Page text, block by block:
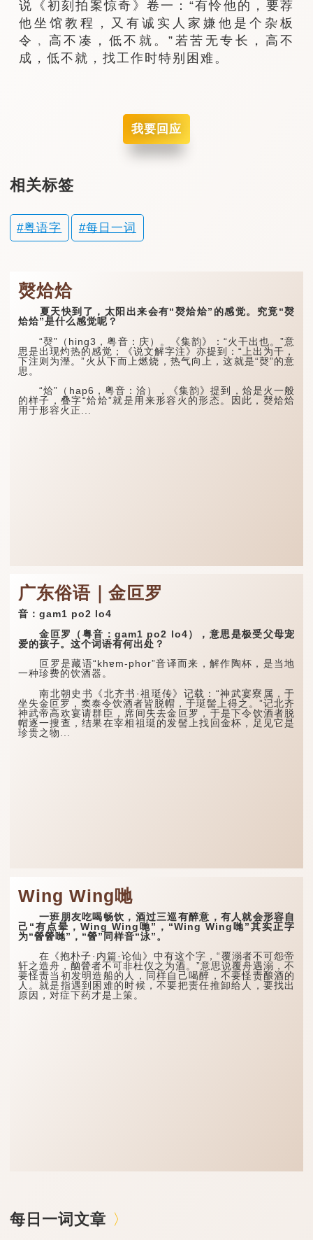
说《初刻拍案惊奇》卷一：“有怜他的，要荐
他坐馆教程，又有诚实人家嫌他是个杂板
令﹐高不凑，低不就。”若苦无专长，高不
成，低不就，找工作时特别困难。
我要回应
相关标签
粤语字 每日一词
㷫烚烚
夏天快到了，太阳出来会有“㷫烚烚”的感觉。究竟“㷫
烚烚”是什么感觉呢？
“㷫”（hing3，粤音：庆）。《集韵》：“火干出也。”意
思是出现灼热的感觉；《说文解字注》亦提到：“上出为干，
下注则为溼。”火从下而上燃烧，热气向上，这就是“㷫”的意
思。
“烚”（hap6，粤音：洽），《集韵》提到，烚是火一般
的样子，叠字“烚烚”就是用来形容火的形态。因此，㷫烚烚
用于形容火正...
广东俗语｜金叵罗
音：gam1 po2 lo4
金叵罗（粤音：gam1 po2 lo4），意思是极受父母宠
爱的孩子。这个词语有何出处？
叵罗是藏语“khɐm-phor”音译而来，解作陶杯，是当地
一种珍费的饮酒器。
南北朝史书《北齐书·祖珽传》记载：“神武宴寮属，于
坐失金叵罗，窦泰令饮酒者皆脱帽，于珽髻上得之。”记北齐
神武帝高欢宴请群臣，席间失去金叵罗，于是下令饮酒者脱
帽逐一搜查，结果在宰相祖珽的发髻上找回金杯，足见它是
珍贵之物...
Wing Wing哋
一班朋友吃喝畅饮，酒过三巡有醉意，有人就会形容自
己“有点晕，Wing Wing哋”，“Wing Wing哋”其实正字
为“醟醟哋”，“醟”同样音“泳”。
在《抱朴子·内篇·论仙》中有这个字，“覆溺者不可怨帝
轩之造舟，酗醟者不可非杜仪之为酒。”意思说覆舟遇溺，不
要怪责当初发明造船的人，同样自己喝醉，不要怪责酿酒的
人。就是指遇到困难的时候，不要把责任推卸给人，要找出
原因，对症下药才是上策。
每日一词文章